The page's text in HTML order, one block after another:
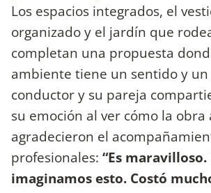
Los espacios integrados, el
organizado y el jardín que
completan una propuesta
ambiente tiene un sentido y un
conductor y su pareja
su emoción al ver cómo la obra
agradecieron el
profesionales: “Es
imaginamos esto. Costó